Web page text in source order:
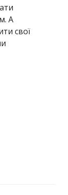
А
свої